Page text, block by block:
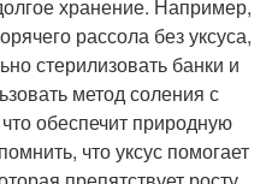
хранение. Например,
рассола без уксуса,
стерилизовать банки и
метод соления с
обеспечит природную
что уксус помогает